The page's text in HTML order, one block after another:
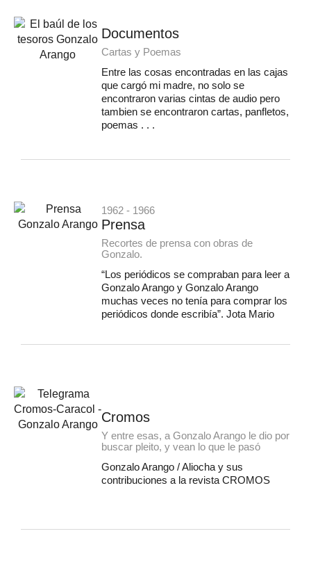
Documentos
Cartas y Poemas
Entre las cosas encontradas en las cajas
que cargó mi madre, no solo se
encontraron varias cintas de audio pero
tambien se encontraron cartas, panfletos,
poemas . . .
1962 - 1966
Prensa
Recortes de prensa con obras de
Gonzalo.
“Los periódicos se compraban para leer a
Gonzalo Arango y Gonzalo Arango
muchas veces no tenía para comprar los
periódicos donde escribía”. Jota Mario
Cromos
Y entre esas, a Gonzalo Arango le dio por
buscar pleito, y vean lo que le pasó
Gonzalo Arango / Aliocha y sus
contribuciones a la revista CROMOS